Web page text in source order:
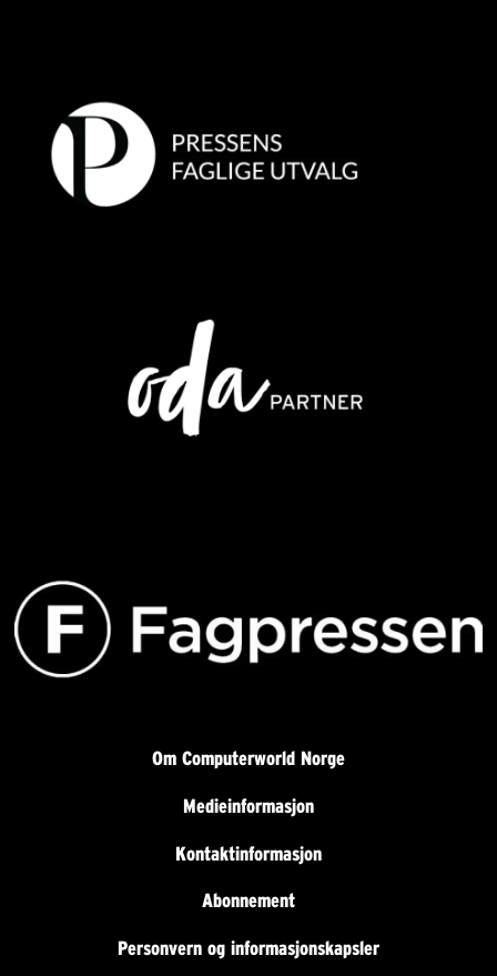
Om Computerworld Norge
Medieinformasjon
Kontaktinformasjon
Abonnement
Personvern og informasjonskapsler